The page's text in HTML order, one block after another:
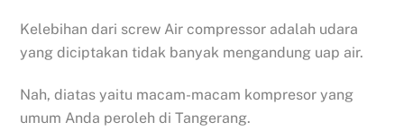
Kelebihan dari screw Air compressor adalah udara
yang diciptakan tidak banyak mengandung uap air.
Nah, diatas yaitu macam-macam kompresor yang
umum Anda peroleh di Tangerang.